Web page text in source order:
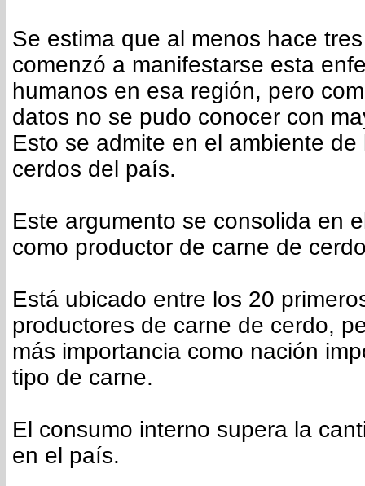
Se estima que al menos hace
comenzó a manifestarse esta
humanos en esa región, pero
datos no se pudo conocer con
Esto se admite en el ambiente
cerdos del país.
Este argumento se consolida en
como productor de carne de
Está ubicado entre los 20
productores de carne de cerdo,
más importancia como nación
tipo de carne.
El consumo interno supera la
en el país.